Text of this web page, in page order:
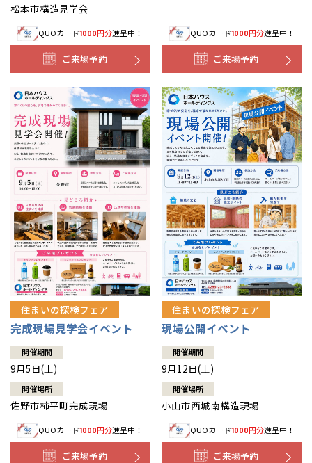
松本市構造見学会
QUOカード1000円分進呈中！
ご来場予約
QUOカード1000円分進呈中！
ご来場予約
住まいの探検フェア
完成現場見学会イベント
開催期間
9月5日(土)
開催場所
佐野市柿平町完成現場
QUOカード1000円分進呈中！
ご来場予約
住まいの探検フェア
現場公開イベント
開催期間
9月12日(土)
開催場所
小山市西城南構造現場
QUOカード1000円分進呈中！
ご来場予約